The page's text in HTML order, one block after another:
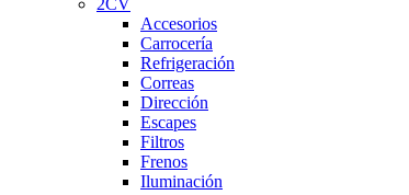
2CV
Accesorios
Carrocería
Refrigeración
Correas
Dirección
Escapes
Filtros
Frenos
Iluminación